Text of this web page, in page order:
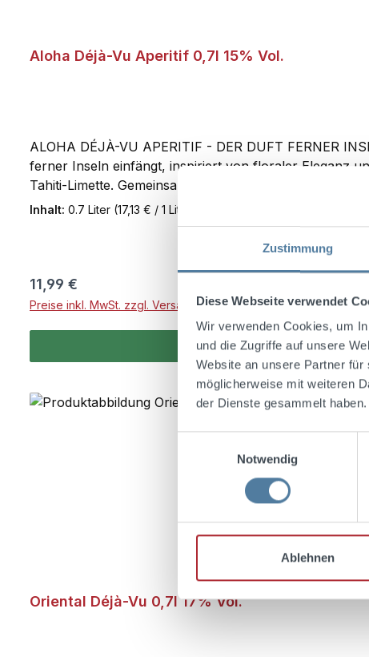
Zustimmung
Diese Webseite verwendet
Wir verwenden Cookies, um
und die Zugriffe auf unsere
Website an unsere Partner
möglicherweise mit weiteren
der Dienste gesammelt haben.
Notwendig
Ablehnen
Aloha Déjà-Vu Aperitif 0,7l 15% Vol.
ALOHA DÉJÀ-VU APERITIF - DER DUFT FERNER
ferner Inseln einfängt, inspiriert von floraler Eleganz
Tahiti-Limette. Gemeinsam entfalten sie ein
Balance zwischen blumigen und fruchtigen Noten
lebendig und verführerisch aromatisch. www.dejavu-
Eiswürfel/Deko: Essbare Blüten und Zitronenzeste
Inhalt: 0.7 Liter (17,13 € / 1 Liter)
Regulärer Preis:
11,99 €
Preise inkl. MwSt. zzgl. Versandkosten
Oriental Déjà-Vu 0,7l 17% Vol.